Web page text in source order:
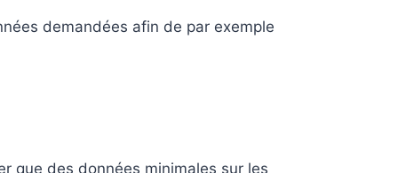
demandées afin de par exemple
que des données minimales sur les